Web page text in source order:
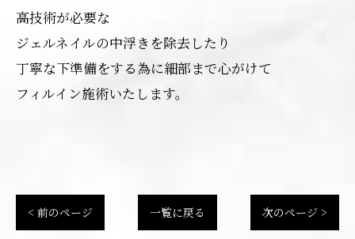
高技術が必要な
ジェルネイルの中浮きを除去したり
丁寧な下準備をする為に細部まで心がけて
フィルイン施術いたします。
< 前のページ 一覧に戻る 次のページ >